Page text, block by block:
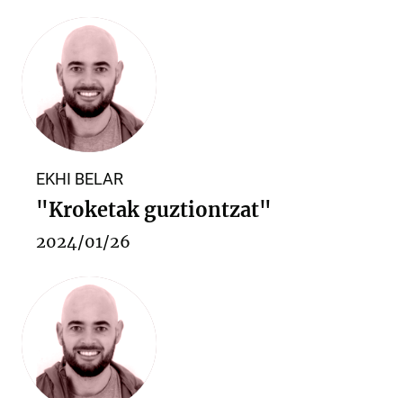
EKHI BELAR
"Kroketak guztiontzat"
2024/01/26